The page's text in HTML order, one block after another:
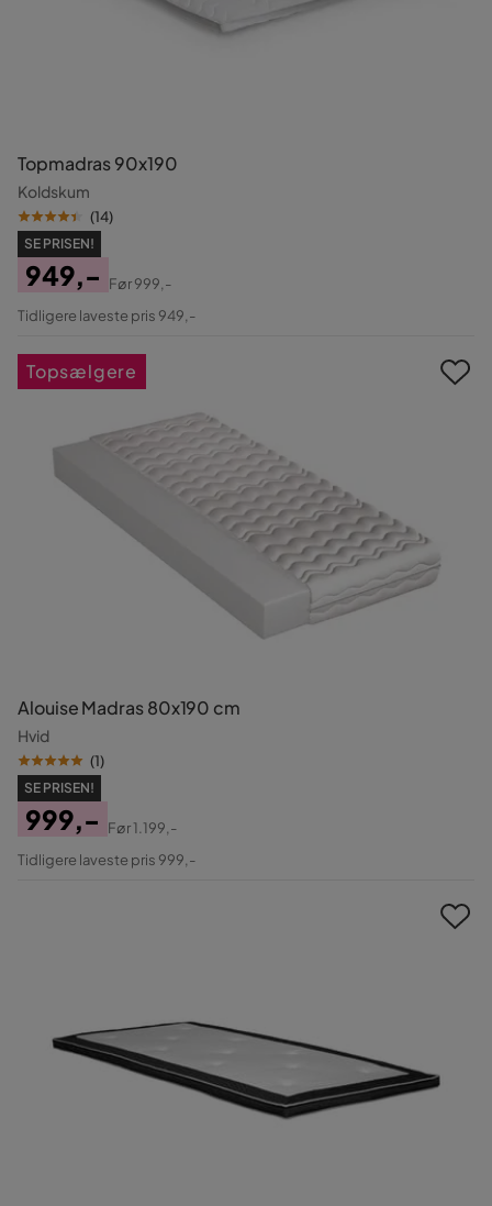
Topmadras 90x190
Koldskum
(14)
SE PRISEN!
Pris
949,-
Original
Før999,-
Tidligere laveste pris 949,-
Alouise Madras 80x190 cm
Hvid
(1)
SE PRISEN!
Pris
999,-
Original
Før1.199,-
Tidligere laveste pris 999,-
Topsælgere